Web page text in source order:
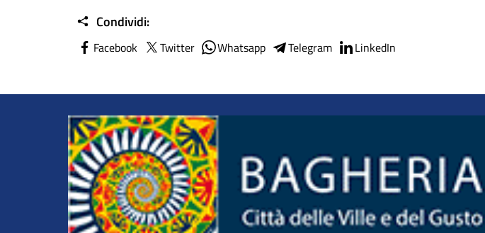
Condividi:
Facebook Twitter Whatsapp Telegram LinkedIn